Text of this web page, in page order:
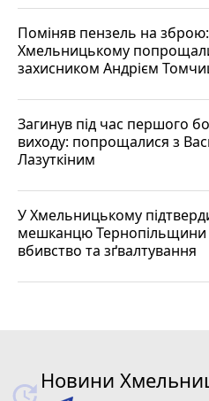
Поміняв пензель на
Хмельницькому
захисником Андрієм
Загинув під час першого
виходу: попрощалися з
Лазуткіним
У Хмельницькому
мешканцю Тернопільщини
вбивство та зґвалтування
Новини